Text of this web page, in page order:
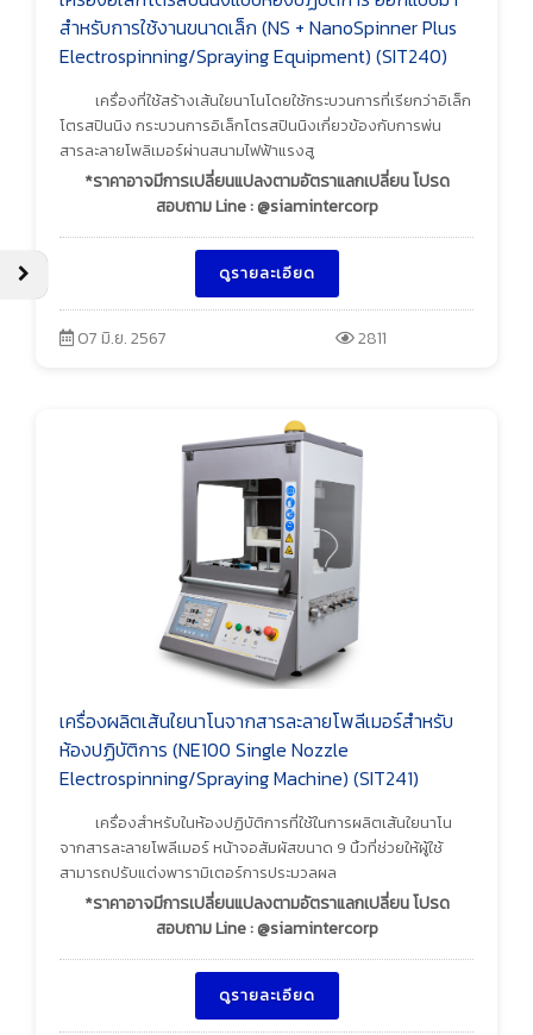
สำหรับการใช้งานขนาดเล็ก (NS + NanoSpinner Plus
Electrospinning/Spraying Equipment) (SIT240)
เครื่องที่ใช้สร้างเส้นใยนาโนโดยใช้กระบวนการที่เรียกว่าอิเล็ก
โตรสปินนิง กระบวนการอิเล็กโตรสปินนิงเกี่ยวข้องกับการพ่น
สารละลายโพลิเมอร์ผ่านสนามไฟฟ้าแรงสู
*ราคาอาจมีการเปลี่ยนแปลงตามอัตราแลกเปลี่ยน โปรด
สอบถาม Line : @siamintercorp
ดูรายละเอียด
07 มิ.ย. 2567 2811
เครื่องผลิตเส้นใยนาโนจากสารละลายโพลีเมอร์สำหรับ
ห้องปฏิบัติการ (NE100 Single Nozzle
Electrospinning/Spraying Machine) (SIT241)
เครื่องสำหรับในห้องปฏิบัติการที่ใช้ในการผลิตเส้นใยนาโน
จากสารละลายโพลีเมอร์ หน้าจอสัมผัสขนาด 9 นิ้วที่ช่วยให้ผู้ใช้
สามารถปรับแต่งพารามิเตอร์การประมวลผล
*ราคาอาจมีการเปลี่ยนแปลงตามอัตราแลกเปลี่ยน โปรด
สอบถาม Line : @siamintercorp
ดูรายละเอียด